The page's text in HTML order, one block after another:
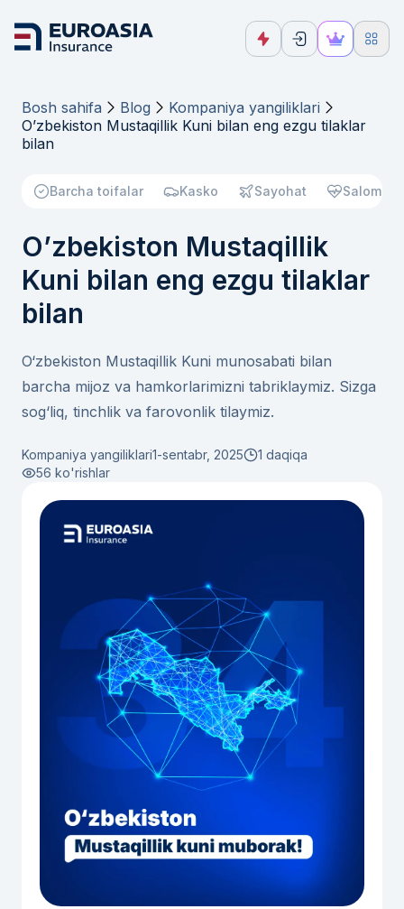
Bosh sahifa Blog
Kompaniya yangiliklari
O’zbekiston Mustaqillik Kuni bilan eng ezgu tilaklar
bilan
Barcha toifalar Kasko Sayohat
O’zbekiston Mustaqillik
Kuni bilan eng ezgu tilaklar
bilan
O‘zbekiston Mustaqillik Kuni munosabati bilan
barcha mijoz va hamkorlarimizni tabriklaymiz. Sizga
sog‘liq, tinchlik va farovonlik tilaymiz.
Kompaniya yangiliklari1-sentabr, 2025
1 daqiqa
56 ko'rishlar